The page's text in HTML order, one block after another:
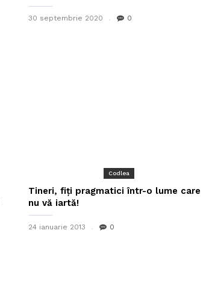
30 septembrie 2020 0
Codlea
Tineri, fiți pragmatici într-o lume care
nu vă iartă!
24 ianuarie 2013 0